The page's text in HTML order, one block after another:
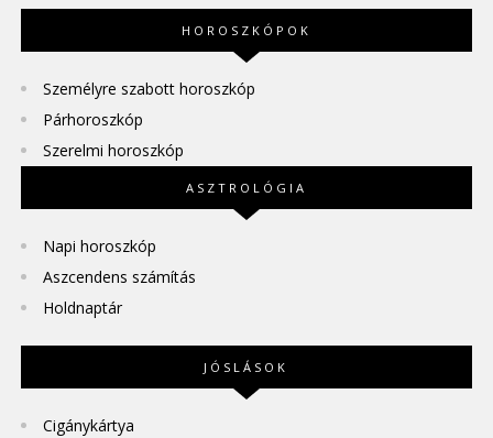
HOROSZKÓPOK
Személyre szabott horoszkóp
Párhoroszkóp
Szerelmi horoszkóp
ASZTROLÓGIA
Napi horoszkóp
Aszcendens számítás
Holdnaptár
JÓSLÁSOK
Cigánykártya